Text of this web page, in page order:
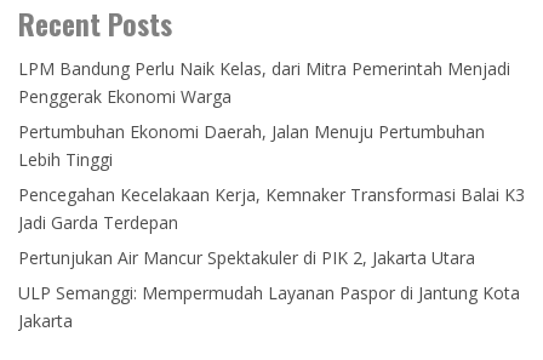
Recent Posts
LPM Bandung Perlu Naik Kelas, dari Mitra Pemerintah Menjadi
Penggerak Ekonomi Warga
Pertumbuhan Ekonomi Daerah, Jalan Menuju Pertumbuhan
Lebih Tinggi
Pencegahan Kecelakaan Kerja, Kemnaker Transformasi Balai K3
Jadi Garda Terdepan
Pertunjukan Air Mancur Spektakuler di PIK 2, Jakarta Utara
ULP Semanggi: Mempermudah Layanan Paspor di Jantung Kota
Jakarta